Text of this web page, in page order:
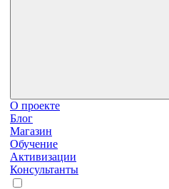
О проекте
Блог
Магазин
Обучение
Активизации
Консультанты